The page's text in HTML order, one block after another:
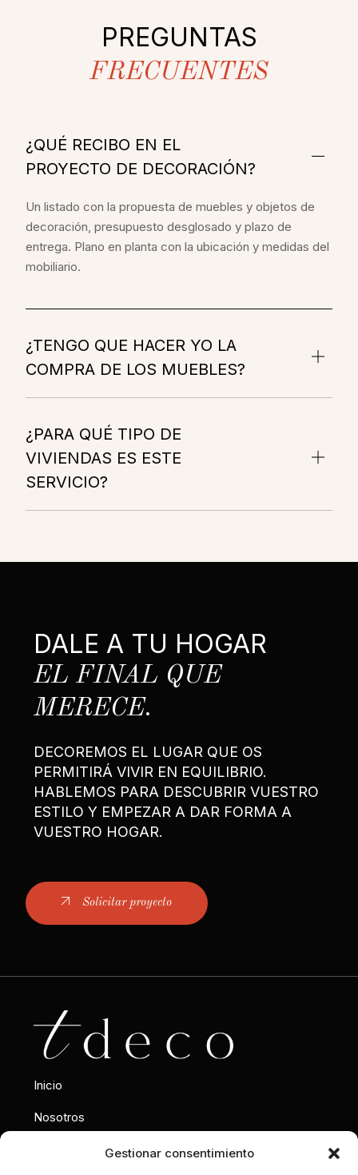
Gestionar consentimiento
PREGUNTAS
FRECUENTES
¿QUÉ RECIBO EN EL
PROYECTO DE DECORACIÓN?
Un listado con la propuesta de muebles y objetos de
decoración, presupuesto desglosado y plazo de
entrega. Plano en planta con la ubicación y medidas del
mobiliario.
¿TENGO QUE HACER YO LA
COMPRA DE LOS MUEBLES?
¿PARA QUÉ TIPO DE
VIVIENDAS ES ESTE
SERVICIO?
DALE A TU HOGAR
EL FINAL QUE
MERECE.
DECOREMOS EL LUGAR QUE OS
PERMITIRÁ VIVIR EN EQUILIBRIO.
HABLEMOS PARA DESCUBRIR VUESTRO
ESTILO Y EMPEZAR A DAR FORMA A
VUESTRO HOGAR.
Solicitar proyecto
Inicio
Nosotros